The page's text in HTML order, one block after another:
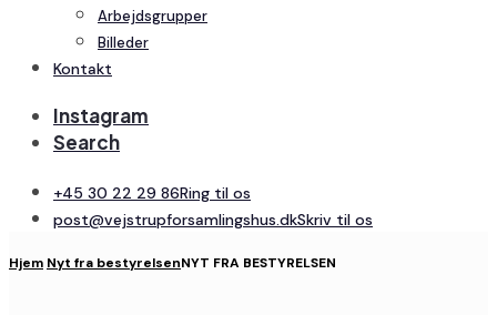
Arbejdsgrupper
Billeder
Kontakt
Instagram
Search
+45 30 22 29 86Ring til os
post@vejstrupforsamlingshus.dkSkriv til os
Hjem Nyt fra bestyrelsenNYT FRA BESTYRELSEN